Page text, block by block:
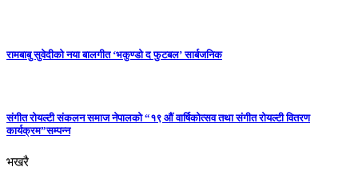
रामबाबु सुवेदीको नया बालगीत ‘भकुण्डो द फुटबल’ सार्बजनिक
संगीत रोयल्टी संकलन समाज नेपालको “१९ औं वार्षिकोत्सव तथा संगीत रोयल्टी वितरण
कार्यक्रम”सम्पन्न
भखरै